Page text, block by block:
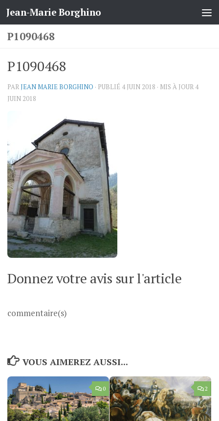
Skip to content
Jean-Marie Borghino
P1090468
P1090468
PARJEAN MARIE BORGHINO · PUBLIÉ 4 JUIN 2018 · MIS À JOUR 4
JUIN 2018
Donnez votre avis sur l'article
commentaire(s)
VOUS AIMEREZ AUSSI...
0 2